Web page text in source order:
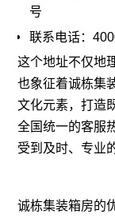
号
联系电话：
这个地址不仅地
也象征着诚栋集
文化元素，打造
全国统一的客服
受到及时、专业
诚栋集装箱房的